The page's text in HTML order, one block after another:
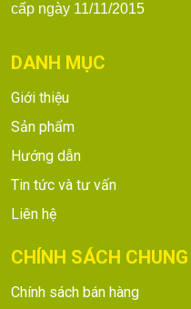
cấp ngày 11/11/2015
DANH MỤC
Giới thiệu
Sản phẩm
Hướng dẫn
Tin tức và tư vấn
Liên hệ
CHÍNH SÁCH CHUNG
Chính sách bán hàng